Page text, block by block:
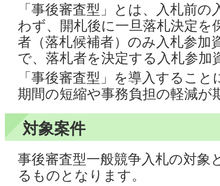
「事後審査型」とは、入札前
わず、開札後に一旦落札決定を
者（落札候補者）のみ入札参加
で、落札者を決定する入札参加
「事後審査型」を導入するこ
期間の短縮や事務負担の軽減が
対象案件
事後審査型一般競争入札の対象
るものとなります。